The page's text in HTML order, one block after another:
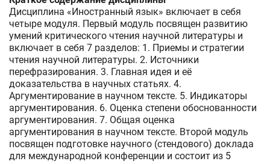
Дисциплина «Иностранный язык» включает в себя
четыре модуля. Первый модуль посвящен развитию
умений критического чтения научной литературы и
включает в себя 7 разделов: 1. Приемы и стратегии
чтения научной литературы. 2. Источники
перефразирования. 3. Главная идея и её
доказательства в научных статьях. 4.
Аргументирование в научном тексте. 5. Индикаторы
аргументирования. 6. Оценка степени обоснованности
аргументирования. 7. Общая оценка
аргументирования в научном тексте. Второй модуль
посвящен подготовке научного (стендового) доклада
для международной конференции и состоит из 5